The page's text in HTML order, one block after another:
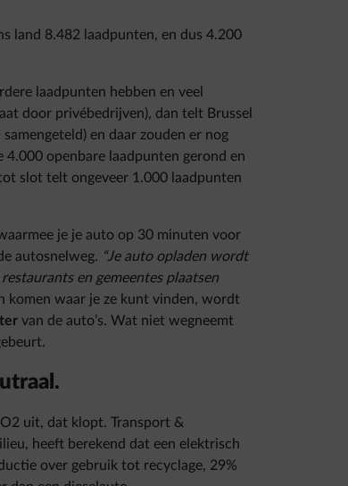
land 8.482 laadpunten, en dus 4.200
laadpunten hebben en veel
door privébedrijven), dan telt Brussel
en daar zouden er nog
4.000 openbare laadpunten gerond en
slot telt ongeveer 1.000 laadpunten
je je auto op 30 minuten voor
autosnelweg. “Je auto opladen wordt
en gemeentes plaatsen
waar je ze kunt vinden, wordt
van de auto’s. Wat niet wegneemt
uit, dat klopt. Transport &
heeft berekend dat een elektrisch
over gebruik tot recyclage, 29%